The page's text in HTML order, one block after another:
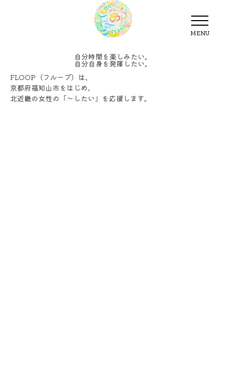
MENU
MENU
自分時間を楽しみたい。
自分自身を発揮したい。
FLOOP（フループ）は、
京都府福知山市をはじめ、
北近畿の女性の「～したい」を応援します。